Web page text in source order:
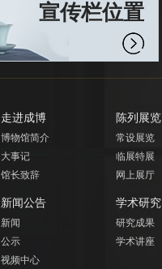
宣传栏位置
走进成博
博物馆简介
大事记
馆长致辞
陈列展览
常设展览
临展特展
网上展厅
新闻公告
新闻
公示
视频中心
学术研究
研究成果
学术讲座